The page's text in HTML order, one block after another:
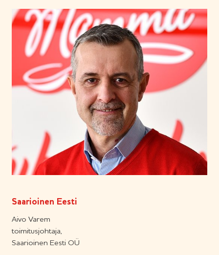
Saarioinen Eesti
Aivo Varem
toimitusjohtaja,
Saarioinen Eesti OÜ